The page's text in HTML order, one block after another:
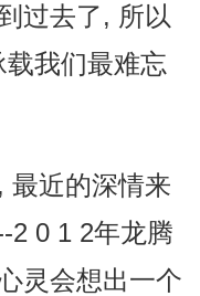
过去了, 所以
我们最难忘
最近的深情来
2 0 1 2年龙腾
灵会想出一个